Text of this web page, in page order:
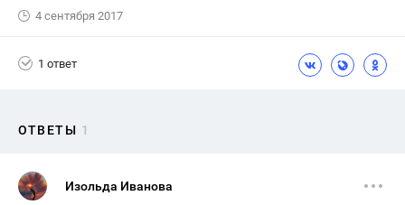
4 сентября 2017
1 ответ
ОТВЕТЫ 1
Изольда Иванова